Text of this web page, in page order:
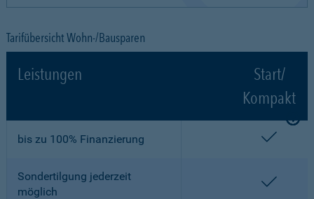
Tarifübersicht Wohn-/Bausparen
Leistungen
Start/
Kompakt
bis zu 100% Finanzierung
Sondertilgung jederzeit
möglich